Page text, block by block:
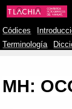
Códices
Terminología
MH: